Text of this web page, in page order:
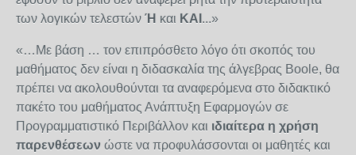
των λογικών τελεστών Ή και ΚΑΙ ...»
«…Με βάση … τον επιπρόσθετο λόγο ότι σκοπός του
μαθήματος δεν είναι η διδασκαλία της άλγεβρας Boole, θα
πρέπει να ακολουθούνται τα αναφερόμενα στο διδακτικό
πακέτο του μαθήματος Ανάπτυξη Εφαρμογών σε
Προγραμματιστικό Περιβάλλον και ιδιαίτερα η χρήση
παρενθέσεων ώστε να προφυλάσσονται οι μαθητές και